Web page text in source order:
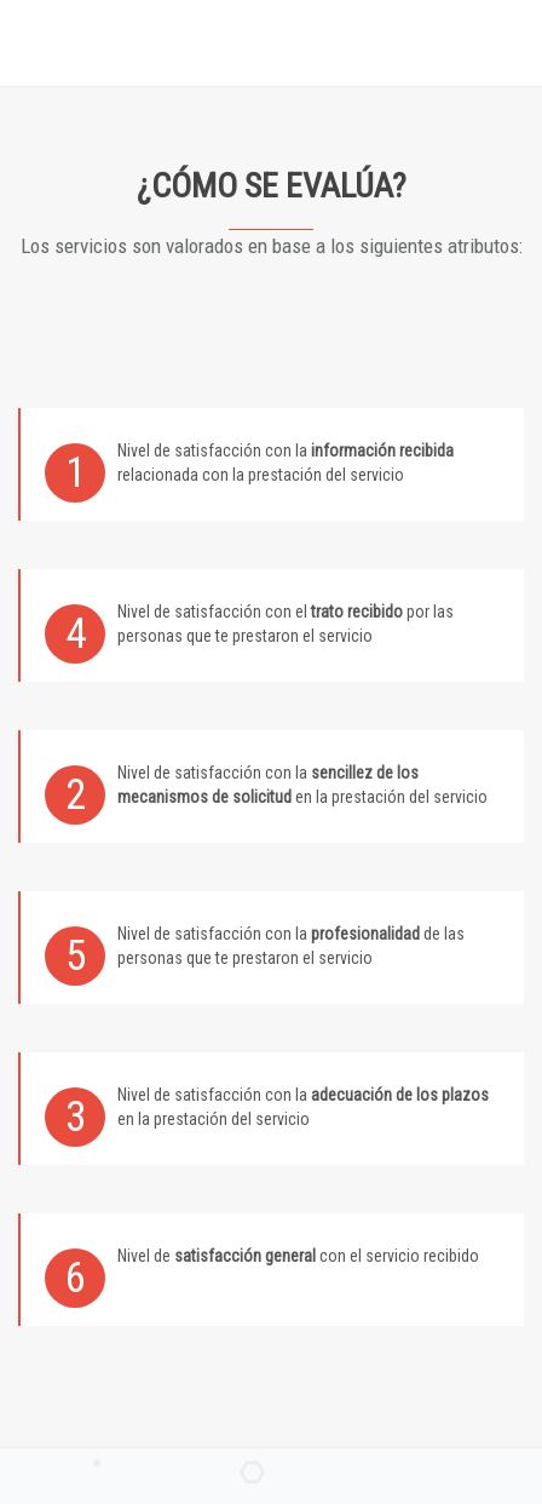
¿CÓMO SE EVALÚA?
Los servicios son valorados en base a los siguientes atributos:
1 Nivel de satisfacción con la información recibida
relacionada con la prestación del servicio
4 Nivel de satisfacción con eltrato recibidopor las
personas que te prestaron el servicio
2 Nivel de satisfacción con la sencillez de los
mecanismos de solicitud en la prestación del servicio
5 Nivel de satisfacción con la profesionalidad de las
personas que te prestaron el servicio
3 Nivel de satisfacción con la adecuación de los plazos
en la prestación del servicio
6 Nivel de satisfacción general con el servicio recibido